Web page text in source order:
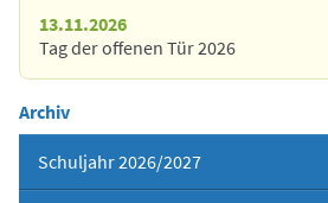
13.11.2026
Tag der offenen Tür 2026
Archiv
Schuljahr 2026/2027